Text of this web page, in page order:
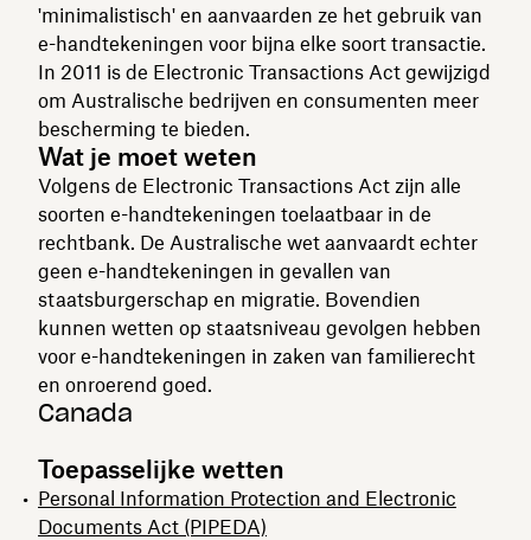
'minimalistisch' en aanvaarden ze het gebruik van
e-handtekeningen voor bijna elke soort transactie.
In 2011 is de Electronic Transactions Act gewijzigd
om Australische bedrijven en consumenten meer
bescherming te bieden.
Wat je moet weten
Volgens de Electronic Transactions Act zijn alle
soorten e-handtekeningen toelaatbaar in de
rechtbank. De Australische wet aanvaardt echter
geen e-handtekeningen in gevallen van
staatsburgerschap en migratie. Bovendien
kunnen wetten op staatsniveau gevolgen hebben
voor e-handtekeningen in zaken van familierecht
en onroerend goed.
Canada
Toepasselijke wetten
Personal Information Protection and Electronic
Documents Act (PIPEDA)